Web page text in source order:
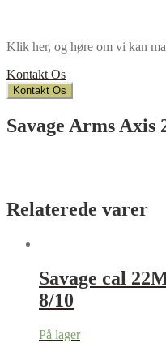
Klik her, og høre om vi kan
Kontakt Os
Kontakt Os
Savage Arms Axis
Relaterede varer
Savage cal
8/10
På lager